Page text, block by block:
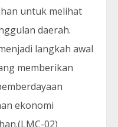
untuk melihat
daerah.
langkah awal
memberikan
ekonomi
02)